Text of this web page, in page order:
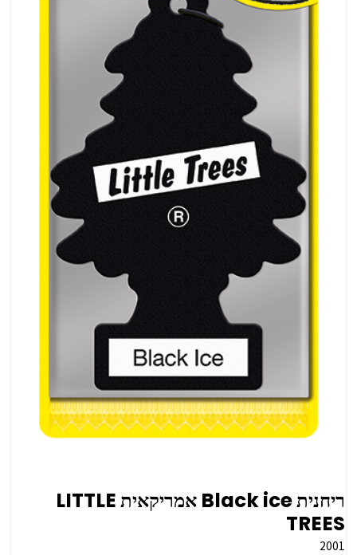
ריחנית Black ice אמריקאית LITTLE
TREES
2001